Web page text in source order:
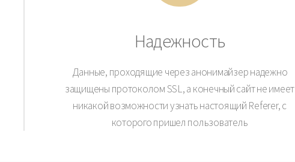
Надежность
Данные, проходящие через анонимайзер надежно
защищены протоколом SSL, а конечный сайт не имеет
никакой возможности узнать настоящий Referer, с
которого пришел пользователь